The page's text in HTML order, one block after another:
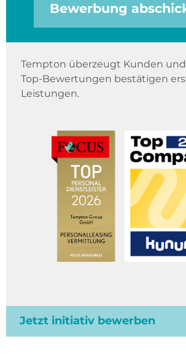
Bewerbung
Tempton überzeugt Kunden
Top-Bewertungen bestätigen
Leistungen.
Jetzt initiativ bewerben